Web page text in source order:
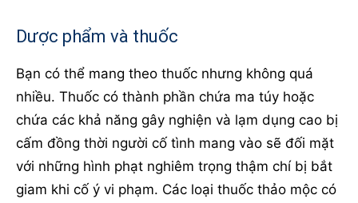
Dược phẩm và thuốc
Bạn có thể mang theo thuốc nhưng không quá
nhiều. Thuốc có thành phần chứa ma túy hoặc
chứa các khả năng gây nghiện và lạm dụng cao bị
cấm đồng thời người cố tình mang vào sẽ đối mặt
với những hình phạt nghiêm trọng thậm chí bị bắt
giam khi cố ý vi phạm. Các loại thuốc thảo mộc có